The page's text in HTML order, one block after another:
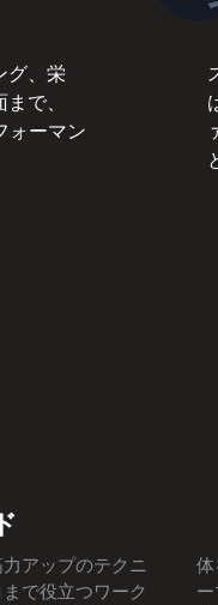
グ、栄
で、
ォーマン
アップのテクニ
で役立つワーク